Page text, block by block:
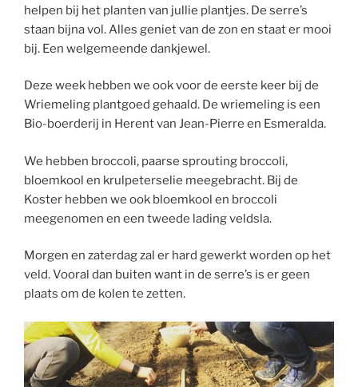
helpen bij het planten van jullie plantjes. De serre’s
staan bijna vol. Alles geniet van de zon en staat er mooi
bij. Een welgemeende dankjewel.
Deze week hebben we ook voor de eerste keer bij de
Wriemeling plantgoed gehaald. De wriemeling is een
Bio-boerderij in Herent van Jean-Pierre en Esmeralda.
We hebben broccoli, paarse sprouting broccoli,
bloemkool en krulpeterselie meegebracht. Bij de
Koster hebben we ook bloemkool en broccoli
meegenomen en een tweede lading veldsla.
Morgen en zaterdag zal er hard gewerkt worden op het
veld. Vooral dan buiten want in de serre’s is er geen
plaats om de kolen te zetten.